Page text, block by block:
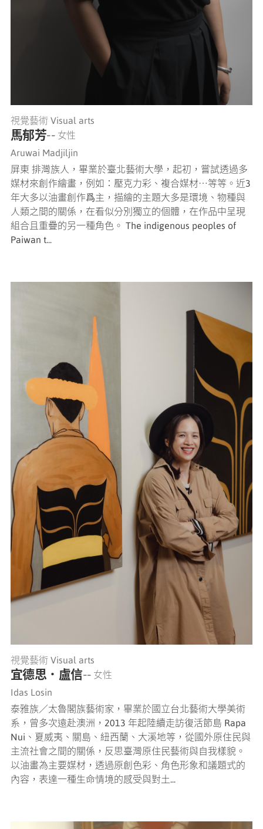
視覺藝術 Visual arts
馬郁芳-- 女性
Aruwai Madjiljin
屏東 排灣族人，畢業於臺北藝術大學，起初，嘗試透過多
媒材來創作繪畫，例如：壓克力彩、複合媒材⋯等等。近3
年大多以油畫創作爲主，描繪的主題大多是環境、物種與
人類之間的關係，在看似分別獨立的個體，在作品中呈現
組合且重疊的另一種角色。 The indigenous peoples of
Paiwan t...
視覺藝術 Visual arts
宜德思．盧信-- 女性
Idas Losin
泰雅族／太魯閣族藝術家，畢業於國立台北藝術大學美術
系，曾多次遠赴澳洲，2013 年起陸續走訪復活節島 Rapa
Nui、夏威夷、關島、紐西蘭、大溪地等，從國外原住民與
主流社會之間的關係，反思臺灣原住民藝術與自我樣貌。
以油畫為主要媒材，透過原創色彩、角色形象和議題式的
內容，表達一種生命情境的感受與對土...